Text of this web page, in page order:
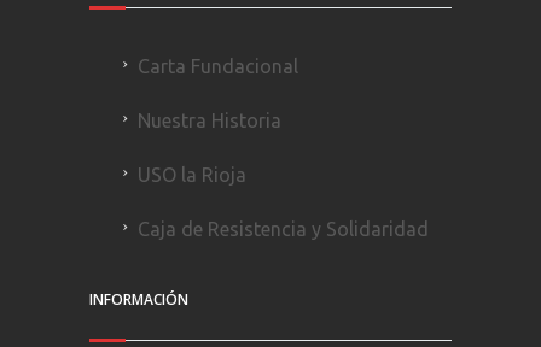
Carta Fundacional
Nuestra Historia
USO la Rioja
Caja de Resistencia y Solidaridad
INFORMACIÓN